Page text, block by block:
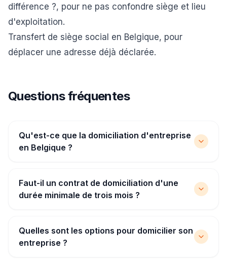
différence ?, pour ne pas confondre siège et lieu
d'exploitation.
Transfert de siège social en Belgique, pour
déplacer une adresse déjà déclarée.
Questions fréquentes
Qu'est-ce que la domiciliation d'entreprise
en Belgique ?
Faut-il un contrat de domiciliation d'une
durée minimale de trois mois ?
Quelles sont les options pour domicilier son
entreprise ?